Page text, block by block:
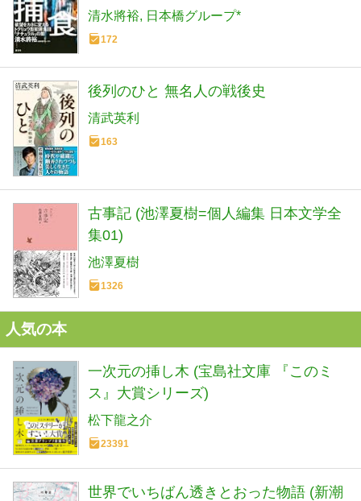
清水將裕 日本橋グループ*
172
後列のひと 無名人の戦後史
清武英利
163
古事記 (池澤夏樹=個人編集 日本文学全
集01)
池澤夏樹
1326
人気の本
一次元の挿し木 (宝島社文庫 『このミ
ス』大賞シリーズ)
松下龍之介
23391
世界でいちばん透きとおった物語 (新潮